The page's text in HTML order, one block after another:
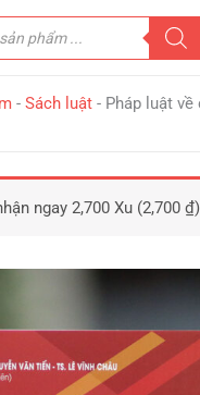
- Sách luật - Pháp luật
ngay 2,700 Xu (2,700 ₫)
₫.
tại
là:
270,000 ₫.
về
chế